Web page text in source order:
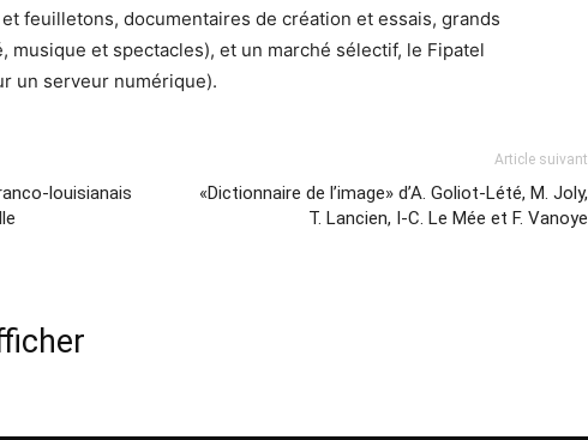
feuilletons, documentaires de création et essais, grands
musique et spectacles), et un marché sélectif, le Fipatel
un serveur numérique).
louisianais
Article suivant
«Dictionnaire de l’image» d’A. Goliot-Lété, M. Joly,
T. Lancien, I-C. Le Mée et F. Vanoye